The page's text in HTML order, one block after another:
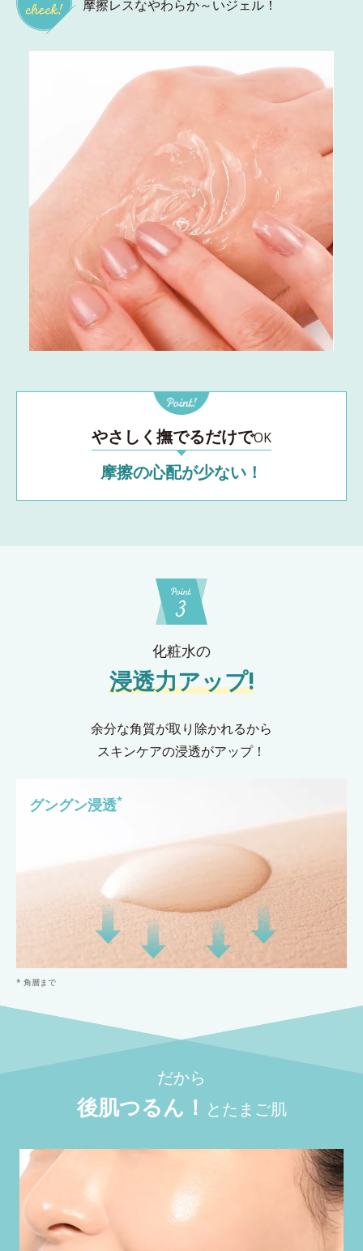
摩擦レスなやわらか～いジェル！
やさしく撫でるだけでOK
摩擦の心配が少ない！
化粧水の
浸透力アップ!
余分な角質が取り除かれるから
スキンケアの浸透がアップ！
グングン浸透*
* 角層まで
だから
後肌つるん！ とたまご肌